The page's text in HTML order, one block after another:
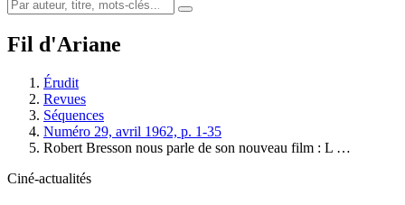
Fil d'Ariane
Érudit
Revues
Séquences
Numéro 29, avril 1962, p. 1-35
Robert Bresson nous parle de son nouveau film : L …
Ciné-actualités